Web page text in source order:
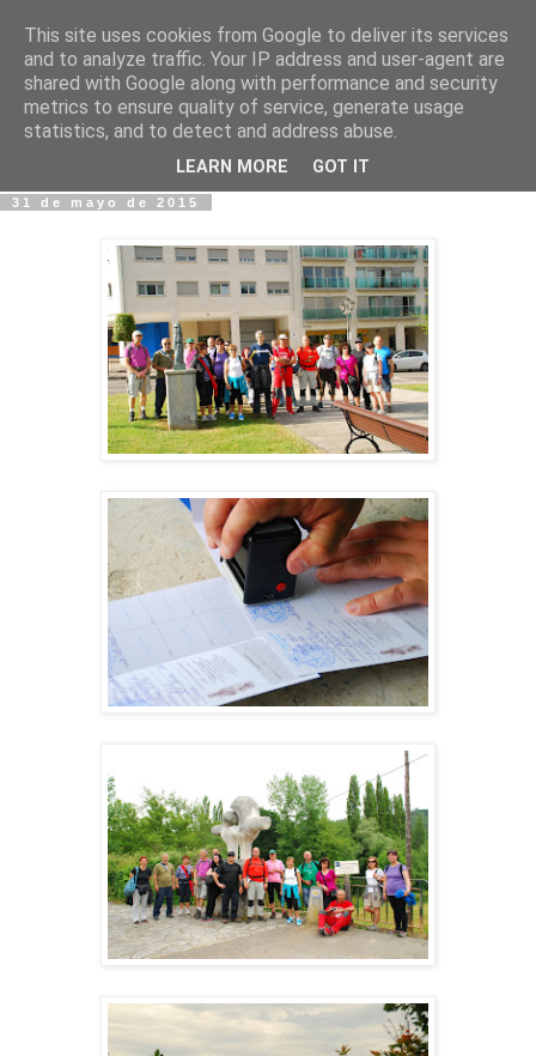
Fotos y Cosas
Miguel Sáenz de Santa María Elizalde
"Un blog es como un diario, pero sin candado".
31 de mayo de 2015
This site uses cookies from Google to deliver its services
and to analyze traffic. Your IP address and user-agent are
shared with Google along with performance and security
metrics to ensure quality of service, generate usage
statistics, and to detect and address abuse.
LEARN MORE GOT IT